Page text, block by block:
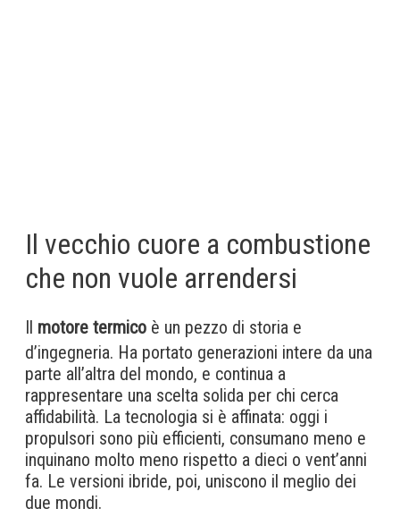
Il vecchio cuore a combustione
che non vuole arrendersi
Il motore termico è un pezzo di storia e
d’ingegneria. Ha portato generazioni intere da una
parte all’altra del mondo, e continua a
rappresentare una scelta solida per chi cerca
affidabilità. La tecnologia si è affinata: oggi i
propulsori sono più efficienti, consumano meno e
inquinano molto meno rispetto a dieci o vent’anni
fa. Le versioni ibride, poi, uniscono il meglio dei
due mondi.